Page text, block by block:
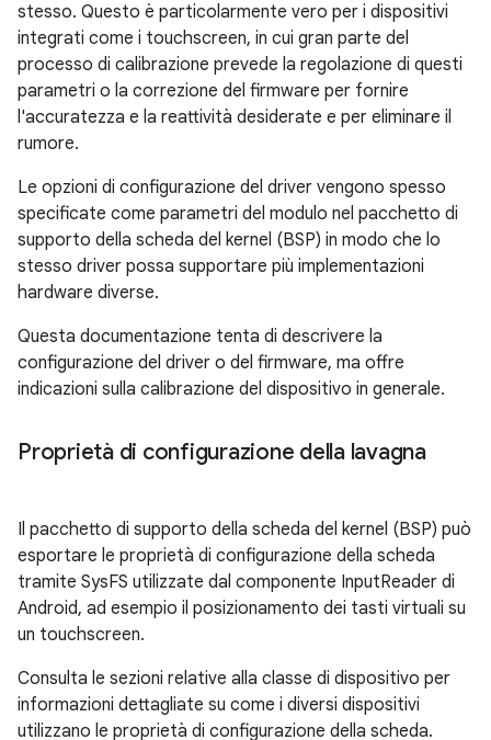
stesso. Questo è particolarmente vero per i dispositivi
integrati come i touchscreen, in cui gran parte del
processo di calibrazione prevede la regolazione di questi
parametri o la correzione del firmware per fornire
l'accuratezza e la reattività desiderate e per eliminare il
rumore.
Le opzioni di configurazione del driver vengono spesso
specificate come parametri del modulo nel pacchetto di
supporto della scheda del kernel (BSP) in modo che lo
stesso driver possa supportare più implementazioni
hardware diverse.
Questa documentazione tenta di descrivere la
configurazione del driver o del firmware, ma offre
indicazioni sulla calibrazione del dispositivo in generale.
Proprietà di configurazione della lavagna
Il pacchetto di supporto della scheda del kernel (BSP) può
esportare le proprietà di configurazione della scheda
tramite SysFS utilizzate dal componente InputReader di
Android, ad esempio il posizionamento dei tasti virtuali su
un touchscreen.
Consulta le sezioni relative alla classe di dispositivo per
informazioni dettagliate su come i diversi dispositivi
utilizzano le proprietà di configurazione della scheda.